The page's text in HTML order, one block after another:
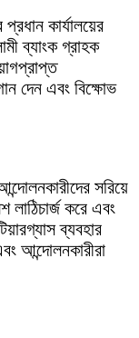
কার্যালয়ের
ব্যাংক গ্রাহক
দেন এবং বিক্ষোভ
সরিয়ে
করে এবং
ব্যবহার
আন্দোলনকারীরা